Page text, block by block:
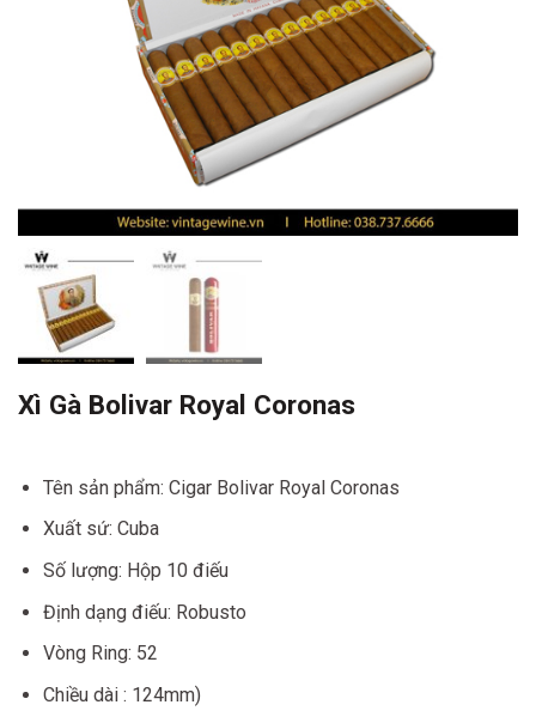
Xì Gà Bolivar Royal Coronas
Tên sản phẩm: Cigar Bolivar Royal Coronas
Xuất sứ: Cuba
Số lượng: Hộp 10 điếu
Định dạng điếu: Robusto
Vòng Ring: 52
Chiều dài : 124mm)